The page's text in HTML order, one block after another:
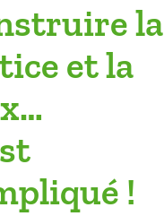
la
et la
!